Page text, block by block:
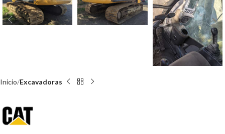
Inicio Excavadoras